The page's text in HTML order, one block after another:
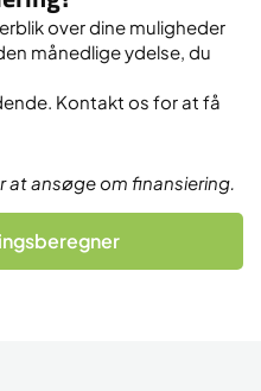
over dine muligheder
månedlige ydelse, du
Kontakt os for at få
at ansøge om finansiering.